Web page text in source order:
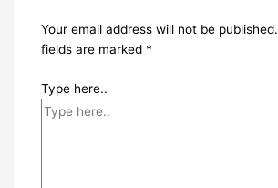
Your email address will not be published.
fields are marked *
Type here..